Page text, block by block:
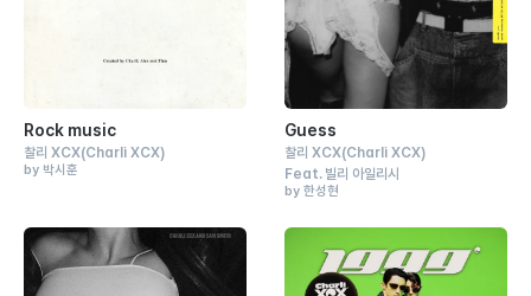
Rock music
찰리 XCX(Charli XCX)
by 박시훈
Guess
찰리 XCX(Charli XCX)
Feat. 빌리 아일리시
by 한성현